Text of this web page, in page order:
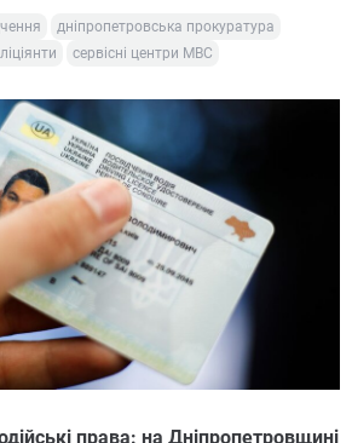
дніпропетровська прокуратура
сервісні центри МВС
права: на Дніпропетровщині